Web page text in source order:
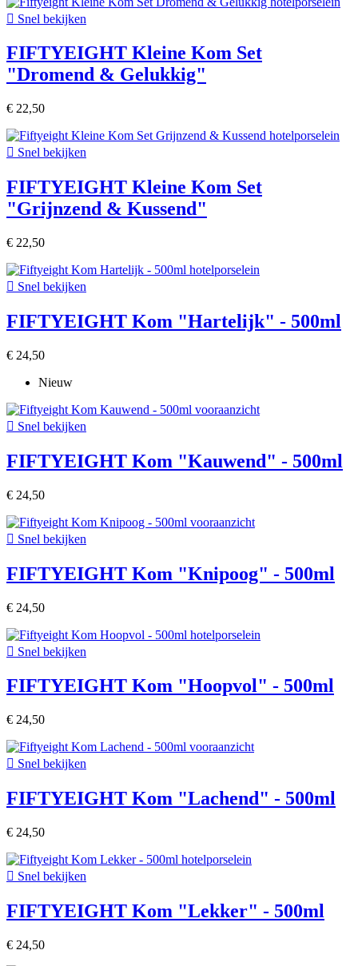
 Snel bekijken
FIFTYEIGHT Kleine Kom Set
"Dromend & Gelukkig"
€ 22,50
 Snel bekijken
FIFTYEIGHT Kleine Kom Set
"Grijnzend & Kussend"
€ 22,50
 Snel bekijken
FIFTYEIGHT Kom "Hartelijk" - 500ml
€ 24,50
Nieuw
 Snel bekijken
FIFTYEIGHT Kom "Kauwend" - 500ml
€ 24,50
 Snel bekijken
FIFTYEIGHT Kom "Knipoog" - 500ml
€ 24,50
 Snel bekijken
FIFTYEIGHT Kom "Hoopvol" - 500ml
€ 24,50
 Snel bekijken
FIFTYEIGHT Kom "Lachend" - 500ml
€ 24,50
 Snel bekijken
FIFTYEIGHT Kom "Lekker" - 500ml
€ 24,50